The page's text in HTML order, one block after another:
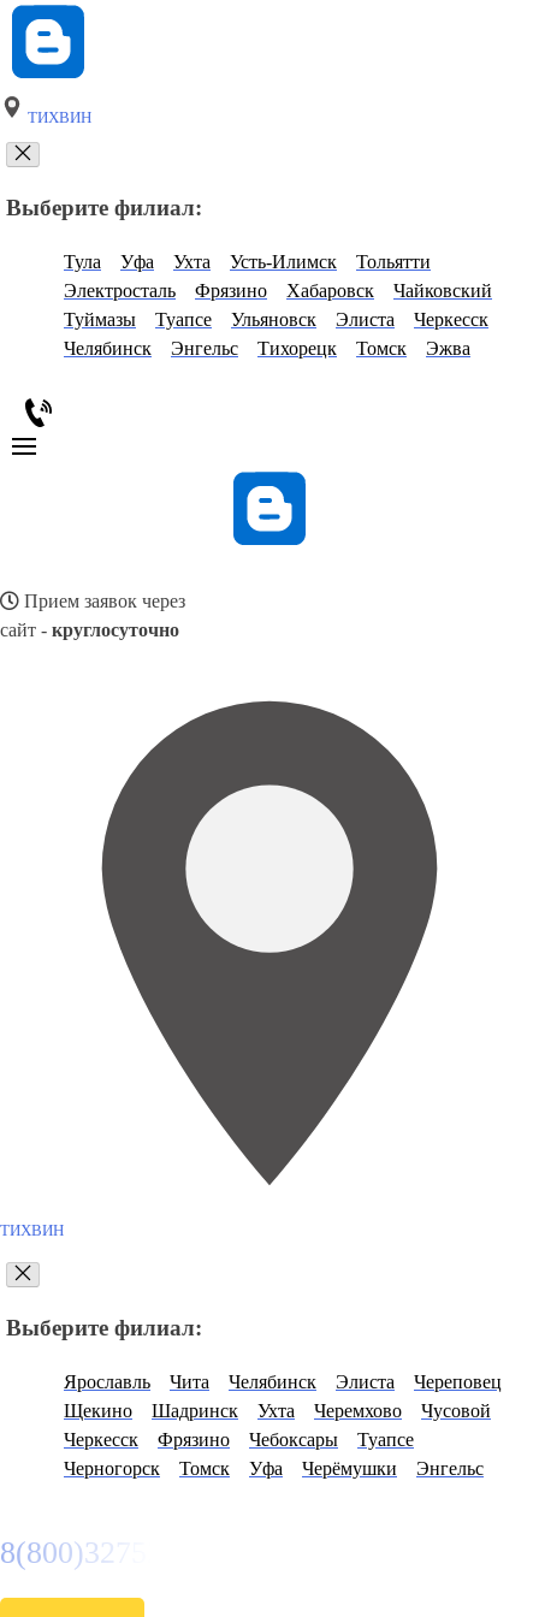
ТИХВИН
Выберите филиал:
Тула Уфа Ухта Усть-Илимск
Тольятти
Электросталь
Фрязино Хабаровск
Чайковский
Туймазы
Туапсе Ульяновск Элиста
Черкесск
Челябинск
Энгельс Тихорецк Томск Эжва
Прием заявок через
сайт - круглосуточно
ТИХВИН
Выберите филиал:
Ярославль Чита Челябинск Элиста
Череповец
Щекино
Шадринск Ухта Черемхово
Чусовой
Черкесск
Фрязино Чебоксары
Туапсе
Черногорск
Томск Уфа Черёмушки Энгельс
8(800)3275280